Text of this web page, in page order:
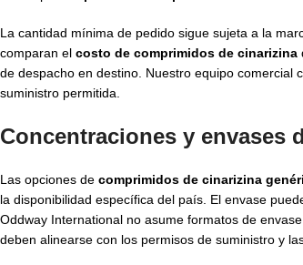
La cantidad mínima de pedido sigue sujeta a la
comparan el costo de comprimidos de cinarizina
de despacho en destino. Nuestro equipo comercial
suministro permitida.
Concentraciones y envases
Las opciones de comprimidos de cinarizina
la disponibilidad específica del país. El envase
Oddway International no asume formatos de
deben alinearse con los permisos de suministro y